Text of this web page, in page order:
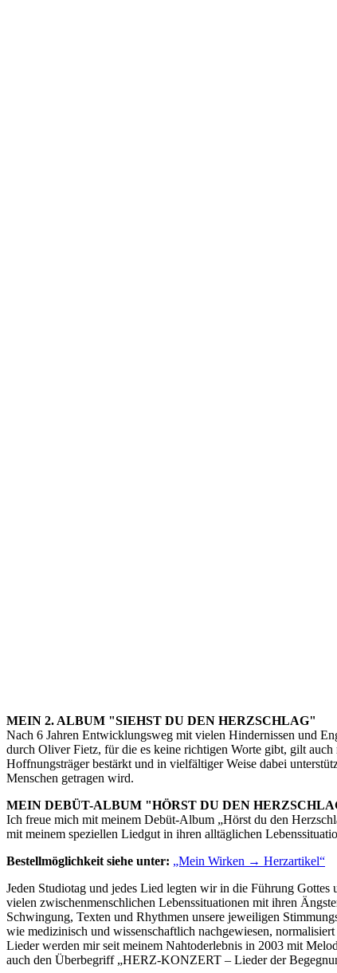
MEIN 2. ALBUM "SIEHST DU DEN HERZSCHLAG"
Nach 6 Jahren Entwicklungsweg mit vielen Hindernissen und
durch Oliver Fietz, für die es keine richtigen Worte gibt, gilt
Hoffnungsträger bestärkt und in vielfältiger Weise dabei
Menschen getragen wird.
MEIN DEBÜT-ALBUM "HÖRST DU DEN
Ich freue mich mit meinem Debüt-Album „Hörst du den
mit meinem speziellen Liedgut in ihren alltäglichen
Bestellmöglichkeit siehe unter: „Mein Wirken → Herzartikel“
Jeden Studiotag und jedes Lied legten wir in die Führung Gottes
vielen zwischenmenschlichen Lebenssituationen mit ihren
Schwingung, Texten und Rhythmen unsere jeweiligen
wie medizinisch und wissenschaftlich nachgewiesen,
Lieder werden mir seit meinem Nahtoderlebnis in 2003 mit
auch den Überbegriff „HERZ-KONZERT – Lieder der